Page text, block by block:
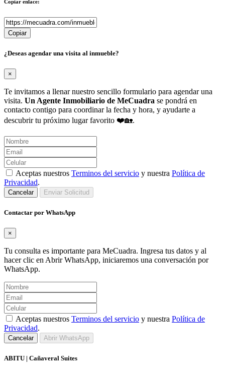
Copiar enlace:
Copiar
¿Deseas agendar una visita al inmueble?
×
Te invitamos a llenar nuestro sencillo formulario para agendar una
visita. Un Agente Inmobiliario de MeCuadra se pondrá en
contacto contigo para coordinar la fecha y hora, y ayudarte a
descubrir tu próximo lugar favorito ❤️🏡.
Aceptas nuestros Terminos del servicio y nuestra Política de
Privacidad.
Cancelar Enviar Solicitud
Contactar por WhatsApp
×
Tu consulta es importante para MeCuadra. Ingresa tus datos y al
hacer clic en Abrir WhatsApp, iniciaremos una conversación por
WhatsApp.
Aceptas nuestros Terminos del servicio y nuestra Política de
Privacidad.
Cancelar Abrir WhatsApp
ABITU | Cañaveral Suites